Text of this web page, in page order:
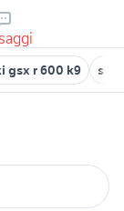
gsx r 600 k9